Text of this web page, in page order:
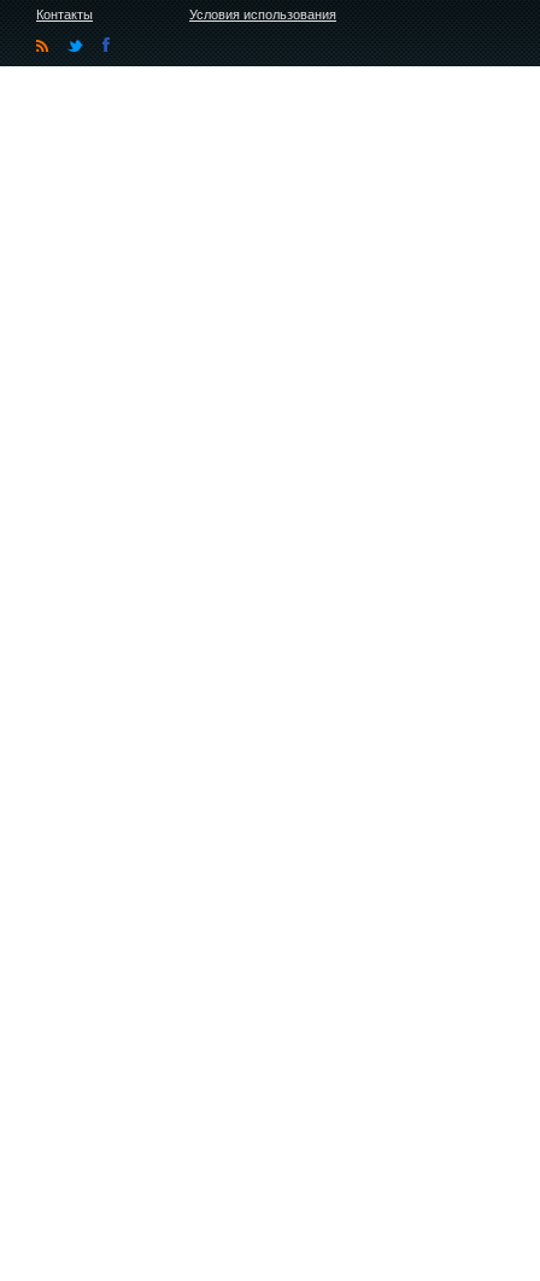
Контакты
Условия использования